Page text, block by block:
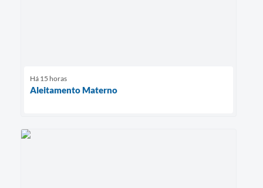
Há 15 horas
Aleitamento Materno